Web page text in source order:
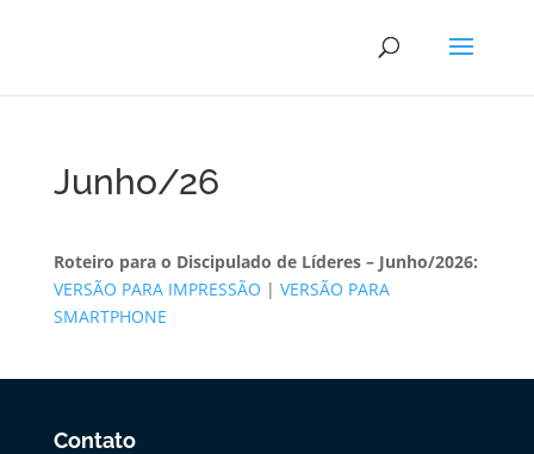
Junho/26
Roteiro para o Discipulado de Líderes – Junho/2026:
VERSÃO PARA IMPRESSÃO | VERSÃO PARA
SMARTPHONE
Contato